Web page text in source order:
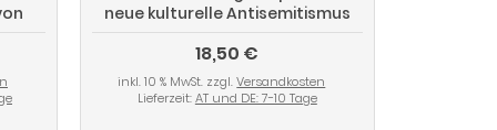
neue kulturelle Antisemitismus
aus der Mitte der Gesellschaft
18,50 €
inkl. 10 % MwSt. zzgl.Versandkosten
Lieferzeit:AT und DE: 7-10 Tage